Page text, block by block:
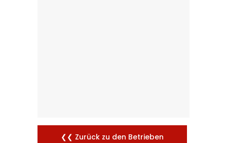
❮❮ Zurück zu den Betrieben